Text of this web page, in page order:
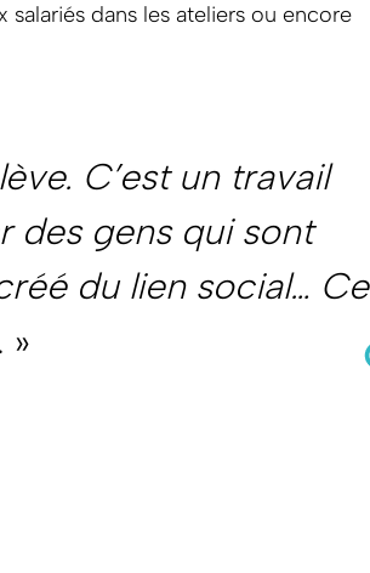
dans les ateliers ou encore
C’est un travail
des gens qui sont
du lien social… Ce
»